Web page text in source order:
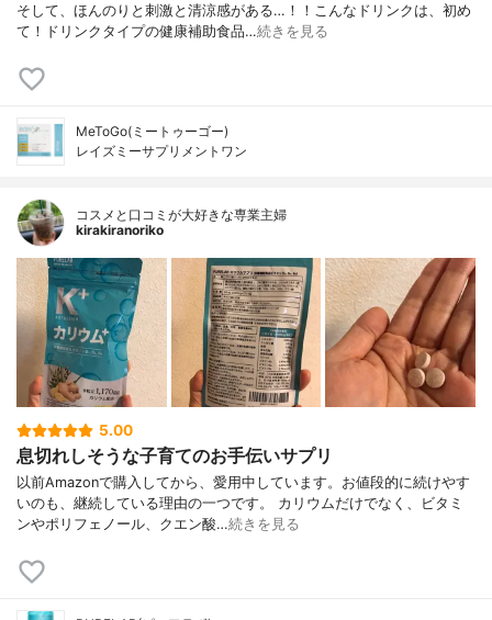
そして、ほんのりと刺激と清涼感がある…！！こんなドリンクは、初め
て！ドリンクタイプの健康補助食品…続きを見る
MeToGo(ミートゥーゴー)
レイズミーサプリメントワン
コスメと口コミが大好きな専業主婦
kirakiranoriko
5.00
息切れしそうな子育てのお手伝いサプリ
以前Amazonで購入してから、愛用中しています。お値段的に続けやす
いのも、継続している理由の一つです。 カリウムだけでなく、ビタミ
ンやポリフェノール、クエン酸…続きを見る